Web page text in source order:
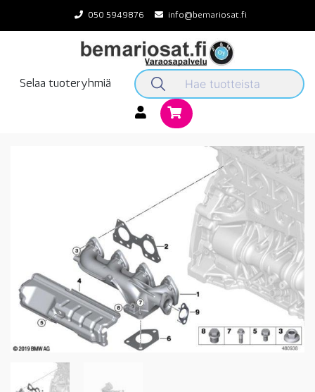
content
050 5949876 info@bemariosat.fi
Selaa tuoteryhmiä